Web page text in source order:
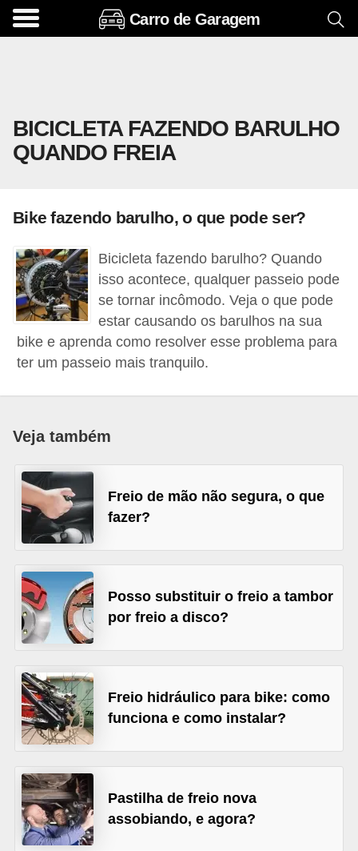
Carro de Garagem
BICICLETA FAZENDO BARULHO
QUANDO FREIA
Bike fazendo barulho, o que pode ser?
Bicicleta fazendo barulho? Quando
isso acontece, qualquer passeio pode
se tornar incômodo. Veja o que pode
estar causando os barulhos na sua
bike e aprenda como resolver esse problema para
ter um passeio mais tranquilo.
Veja também
Freio de mão não segura, o que
fazer?
Posso substituir o freio a tambor
por freio a disco?
Freio hidráulico para bike: como
funciona e como instalar?
Pastilha de freio nova
assobiando, e agora?
A
s
ó
o
s
e
o
p
c
o
a
s
A
u
t
o
m
ó
e
i
s
v
e
í